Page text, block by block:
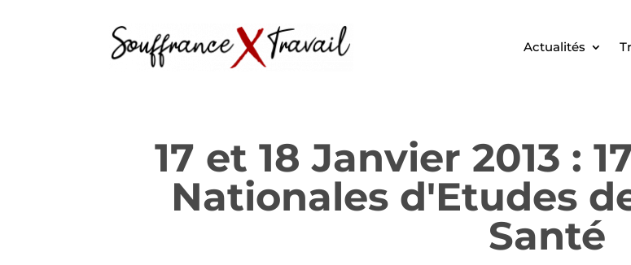
Actualités
17 et 18 Janvier 2013 :
Nationales d'Etudes
Santé